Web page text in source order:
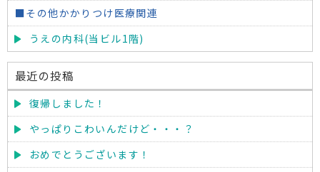
■その他かかりつけ医療関連
うえの内科(当ビル1階)
最近の投稿
復帰しました！
やっぱりこわいんだけど・・・？
おめでとうございます！